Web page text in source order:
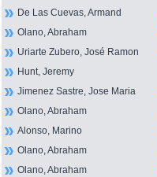
De Las Cuevas, Armand
Olano, Abraham
Uriarte Zubero, José Ramon
Hunt, Jeremy
Jimenez Sastre, Jose Maria
Olano, Abraham
Alonso, Marino
Olano, Abraham
Olano, Abraham